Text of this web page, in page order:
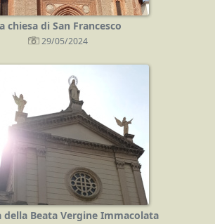
chiesa di San Francesco
29/05/2024
della Beata Vergine Immacolata